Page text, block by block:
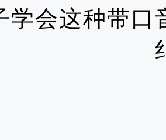
学会这种带口